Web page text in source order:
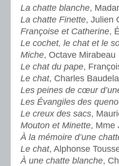
La chatte blanche,
La chatte Finette, Julien
Françoise et Catherine,
Le cochet, le chat et le
Miche, Octave Mirabeau
Le chat du pape,
Le chat, Charles
Les peines de cœur
Les Évangiles des
Le creux des sacs,
Mouton et Minette, Mme
À la mémoire d’une
Le chat, Alphonse
À une chatte blanche,